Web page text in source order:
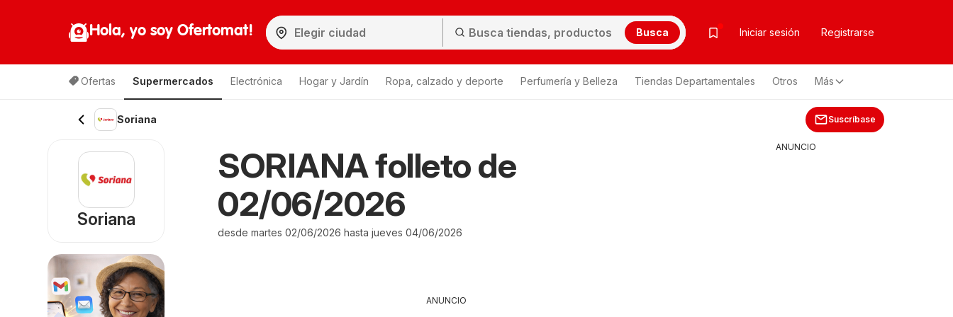
Hola, yo soy Ofertomat! Busca Iniciar sesión Registrarse
Ofertas Supermercados Electrónica Hogar y Jardín Ropa, calzado y deporte Perfumería y Belleza Tiendas Departamentales Otros Más
Soriana Suscríbase
SORIANA folleto de
02/06/2026
desde martes 02/06/2026 hasta jueves 04/06/2026
ANUNCIO
Soriana
ANUNCIO